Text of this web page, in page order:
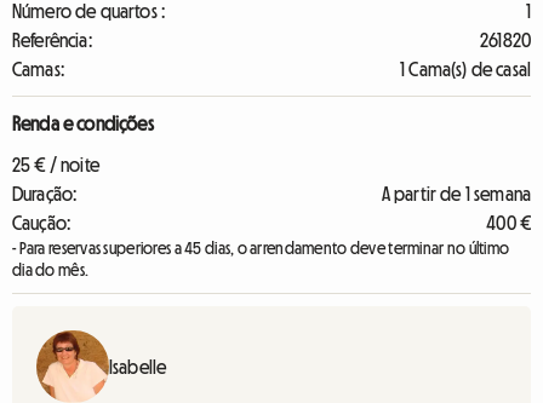
Número de quartos :
1
Referência:
261820
Camas:
1 Cama(s) de casal
Renda e condições
25 € / noite
Duração:
A partir de 1 semana
Caução:
400 €
- Para reservas superiores a 45 dias, o arrendamento deve terminar no último
dia do mês.
Isabelle